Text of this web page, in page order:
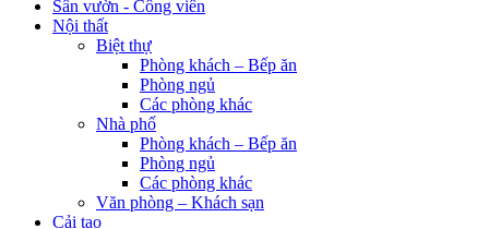
Sân vườn - Công viên
Nội thất
Biệt thự
Phòng khách – Bếp ăn
Phòng ngủ
Các phòng khác
Nhà phố
Phòng khách – Bếp ăn
Phòng ngủ
Các phòng khác
Văn phòng – Khách sạn
Cải tạo